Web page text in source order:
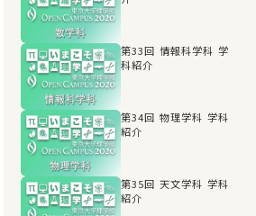
第33回 情報科学科 学
科紹介
第34回 物理学科 学科
紹介
第35回 天文学科 学科
紹介